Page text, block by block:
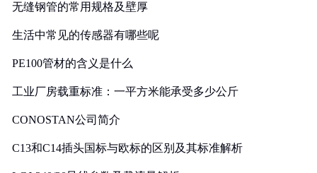
无缝钢管的常用规格及壁厚
生活中常见的传感器有哪些呢
PE100管材的含义是什么
工业厂房载重标准：一平方米能承受多少公斤
CONOSTAN公司简介
C13和C14插头国标与欧标的区别及其标准解析